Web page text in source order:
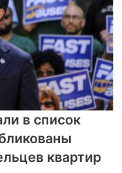
в список
квартир